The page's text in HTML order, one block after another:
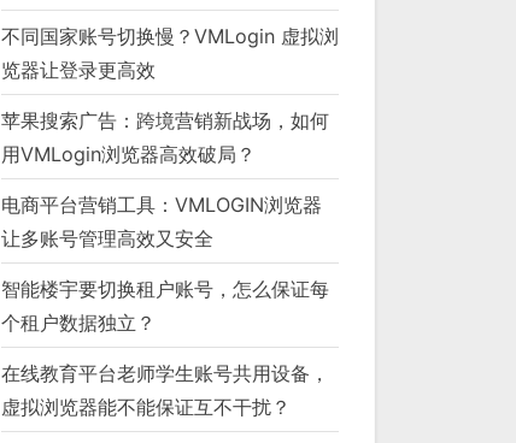
不同国家账号切换慢？VMLogin 虚拟浏
览器让登录更高效
苹果搜索广告：跨境营销新战场，如何
用VMLogin浏览器高效破局？
电商平台营销工具：VMLOGIN浏览器
让多账号管理高效又安全
智能楼宇要切换租户账号，怎么保证每
个租户数据独立？
在线教育平台老师学生账号共用设备，
虚拟浏览器能不能保证互不干扰？